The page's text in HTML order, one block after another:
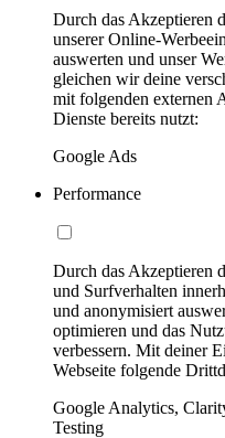
Durch das Akzeptieren
unserer Online-
auswerten und unser
gleichen wir deine
mit folgenden externen
Dienste bereits nutzt:
Google Ads
Performance
Durch das Akzeptieren
und Surfverhalten
und anonymisiert
optimieren und das
verbessern. Mit deiner
Webseite folgende
Google Analytics,
Testing